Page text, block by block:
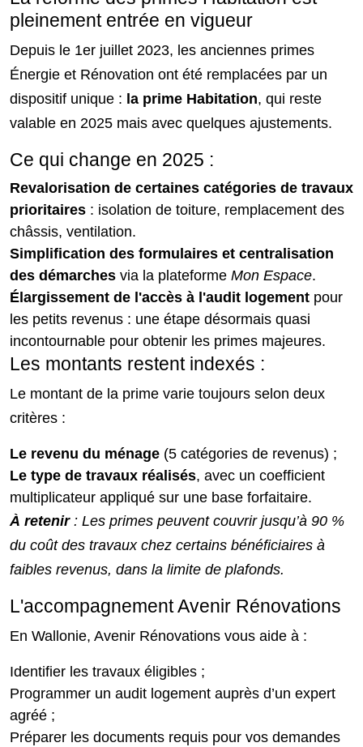
pleinement entrée en vigueur
Depuis le 1er juillet 2023, les anciennes primes
Énergie et Rénovation ont été remplacées par un
dispositif unique : la prime Habitation, qui reste
valable en 2025 mais avec quelques ajustements.
Ce qui change en 2025 :
Revalorisation de certaines catégories de travaux
prioritaires : isolation de toiture, remplacement des
châssis, ventilation.
Simplification des formulaires et centralisation
des démarches via la plateforme Mon Espace.
Élargissement de l'accès à l'audit logement pour
les petits revenus : une étape désormais quasi
incontournable pour obtenir les primes majeures.
Les montants restent indexés :
Le montant de la prime varie toujours selon deux
critères :
Le revenu du ménage (5 catégories de revenus) ;
Le type de travaux réalisés, avec un coefficient
multiplicateur appliqué sur une base forfaitaire.
À retenir: Les primes peuvent couvrir jusqu’à 90 %
du coût des travaux chez certains bénéficiaires à
faibles revenus, dans la limite de plafonds.
L'accompagnement Avenir Rénovations
En Wallonie, Avenir Rénovations vous aide à :
Identifier les travaux éligibles ;
Programmer un audit logement auprès d’un expert
agréé ;
Préparer les documents requis pour vos demandes